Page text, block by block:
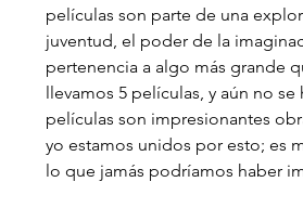
películas son parte de una
juventud, el poder de la
pertenencia a algo más grande
llevamos 5 películas, y aún no se
películas son impresionantes
yo estamos unidos por esto; es
lo que jamás podríamos haber